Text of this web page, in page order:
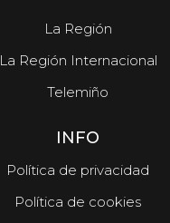
La Región
La Región Internacional
Telemiño
INFO
Política de privacidad
Política de cookies